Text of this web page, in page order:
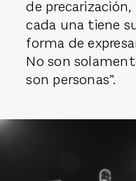
de
cada una tiene
forma de
No son
son personas”.